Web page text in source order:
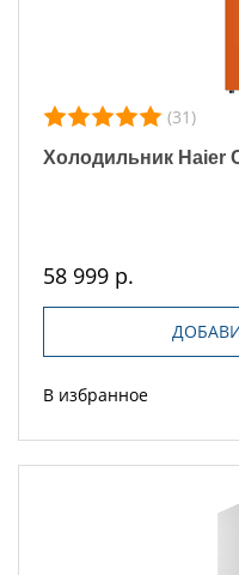
(31)
Холодильник Haier
58 999 р.
В избранное